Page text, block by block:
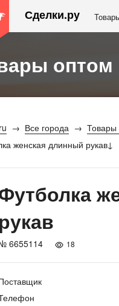
Сделки.ру
оптом
Все города Товары
женская длинный рукав
рукав
6655114 18